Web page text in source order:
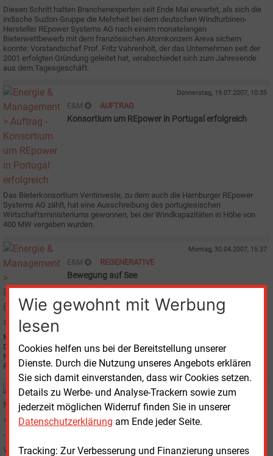
Wie gewohnt mit Werbung
lesen
Cookies helfen uns bei der Bereitstellung unserer
Dienste. Durch die Nutzung unseres Angebots erklären
Sie sich damit einverstanden, dass wir Cookies setzen.
Details zu Werbe- und Analyse-Trackern sowie zum
jederzeit möglichen Widerruf finden Sie in unserer
Datenschutzerklärung am Ende jeder Seite.
Tracking: Zur Verbesserung und Finanzierung unseres
Diesen Schritt hatten Branchenexperten seit Ende Mai erwartet, als sich die
indische Suzlon-Gruppe die Mehrheit bei dem deutschen Windturbinen-
Hersteller REpower Systems AG nach einem monatelangen
Bieterwettbewerb mit dem französischen Atomkonzern Areva sichern
konnte: Vorstandschef Prof. Fritz Vahrenholt, der das Unternehmen seit der
2001 erfolgten Gründung geleitet hat, verabschiedet sich zum Jahresende
aus dem Tagesgeschäft.
Donnerstag, 19.07.2007, 10:35
E&M AUFTRAG
Konsortium um REpower in Portugal erfolgreich
Das Bieterkonsortium Ventinveste, zu dem auch die Hamburger REpower
Systems AG zählt, hat eine Ausschreibung des portugiesischen
Wirtschaftsministeriums gewonnen, bei der Windkapazitäten in Höhe von
400 MW vergeben wurden.
Montag, 30.04.2007, 15:37
E&M REGENERATIVE
Bewegung auf See
Mehrere Investoren wollen bis Ende 2011 ihre Offshore-Windparks bauen.
Damit könnte das Ziel der Bundesregierung, bis dahin 1 500 Megawatt in
Nord- und Ostsee am Netz zu haben, erreicht werden. Das große
Fragezeichen: Spielen Windturbinen-Hersteller und Zulieferer mit?
Dienstag, 17.04.2007, 10:47
E&M ÜBERNAHME
Areva verzichtet auf Mindestannahmequote